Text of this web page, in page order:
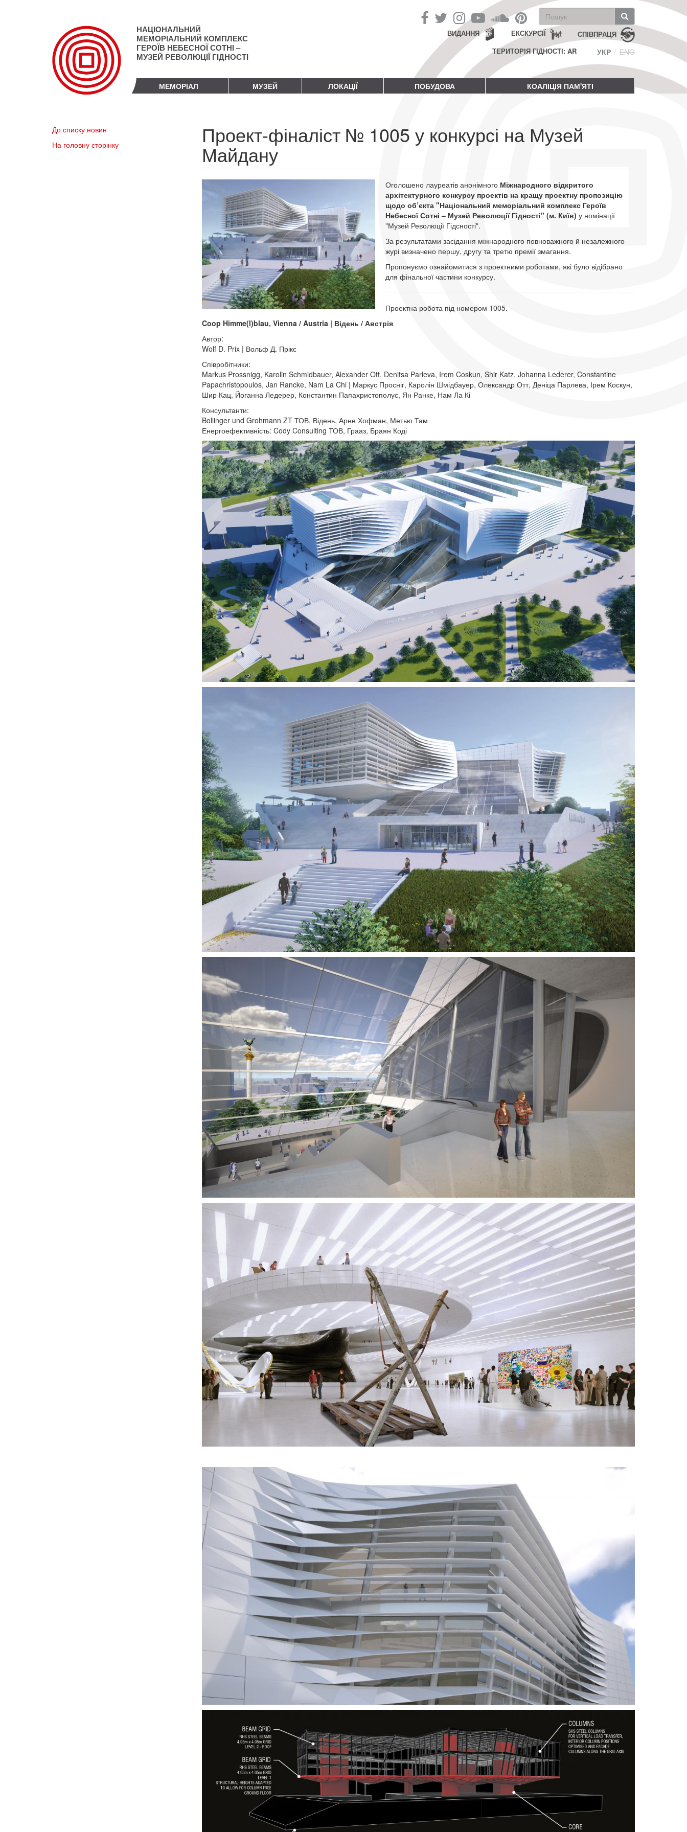
НАЦІОНАЛЬНИЙ
МЕМОРІАЛЬНИЙ КОМПЛЕКС
ГЕРОЇВ НЕБЕСНОЇ СОТНІ –
МУЗЕЙ РЕВОЛЮЦІЇ ГІДНОСТІ
Пошукова
форма
Пошук СПІВПРАЦЯ
ЕКСКУРСІЇ
ВИДАННЯ
ТЕРИТОРІЯ ГІДНОСТІ: AR
УКР ENG
МЕМОРІАЛ МУЗЕЙ ЛОКАЦІЇ ПОБУДОВА КОАЛІЦІЯ ПАМ'ЯТІ
До списку новин
На головну сторінку
Проект-фіналіст № 1005 у конкурсі на Музей
Майдану
Оголошено лауреатів анонімного Міжнародного відкритого
архітектурного конкурсу проектів на кращу проектну пропозицію
щодо об’єкта "Національний меморіальний комплекс Героїв
Небесної Сотні – Музей Революції Гідності" (м. Київ) у номінації
"Музей Революції Гідсності".
За результатами засідання міжнародного повноважного й незалежного
журі визначено першу, другу та третю премії змагання.
Пропонуємо ознайомитися з проектними роботами, які було відібрано
для фінальної частини конкурсу.
Проектна робота під номером 1005.
Coop Himme(l)blau, Vienna / Austria | Відень / Австрія
Автор:
Wolf D. Prix | Вольф Д. Прікс
Співробітники:
Markus Prossnigg, Karolin Schmidbauer, Alexander Ott, Denitsa Parleva, Irem Coskun, Shir Katz, Johanna Lederer, Constantine
Papachristopoulos, Jan Rancke, Nam La Chi | Маркус Просніг, Каролін Шмідбауер, Олександр Отт, Деніца Парлева, Ірем Коскун,
Шир Кац, Йоганна Ледерер, Константин Папахристополус, Ян Ранке, Нам Ла Кі
Консультанти:
Bollinger und Grohmann ZT ТОВ, Відень, Арне Хофман, Метью Там
Енергоефективність: Cody Consulting ТОВ, Грааз, Браян Коді